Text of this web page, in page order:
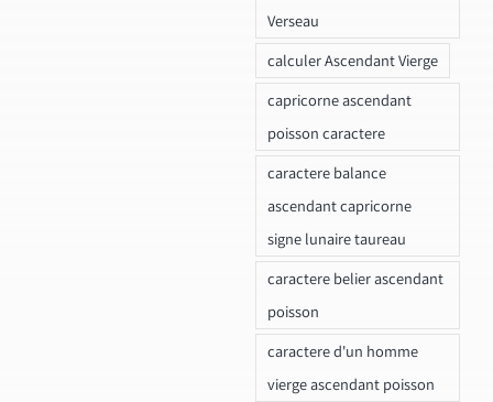
Verseau
calculer Ascendant Vierge
capricorne ascendant
poisson caractere
caractere balance
ascendant capricorne
signe lunaire taureau
caractere belier ascendant
poisson
caractere d'un homme
vierge ascendant poisson